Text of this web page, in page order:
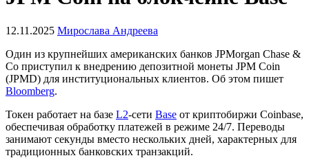
12.11.2025 Мирослава Андреева
Один из крупнейших американских банков JPMorgan Chase &
Co приступил к внедрению депозитной монеты JPM Coin
(JPMD) для институциональных клиентов. Об этом пишет
Bloomberg.
Токен работает на базе L2-сети Base от криптобиржи Coinbase,
обеспечивая обработку платежей в режиме 24/7. Переводы
занимают секунды вместо нескольких дней, характерных для
традиционных банковских транзакций.